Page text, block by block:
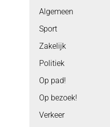
Algemeen
Sport
Zakelijk
Politiek
Op pad!
Op bezoek!
Verkeer